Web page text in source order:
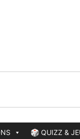
🎲 QUIZZ &